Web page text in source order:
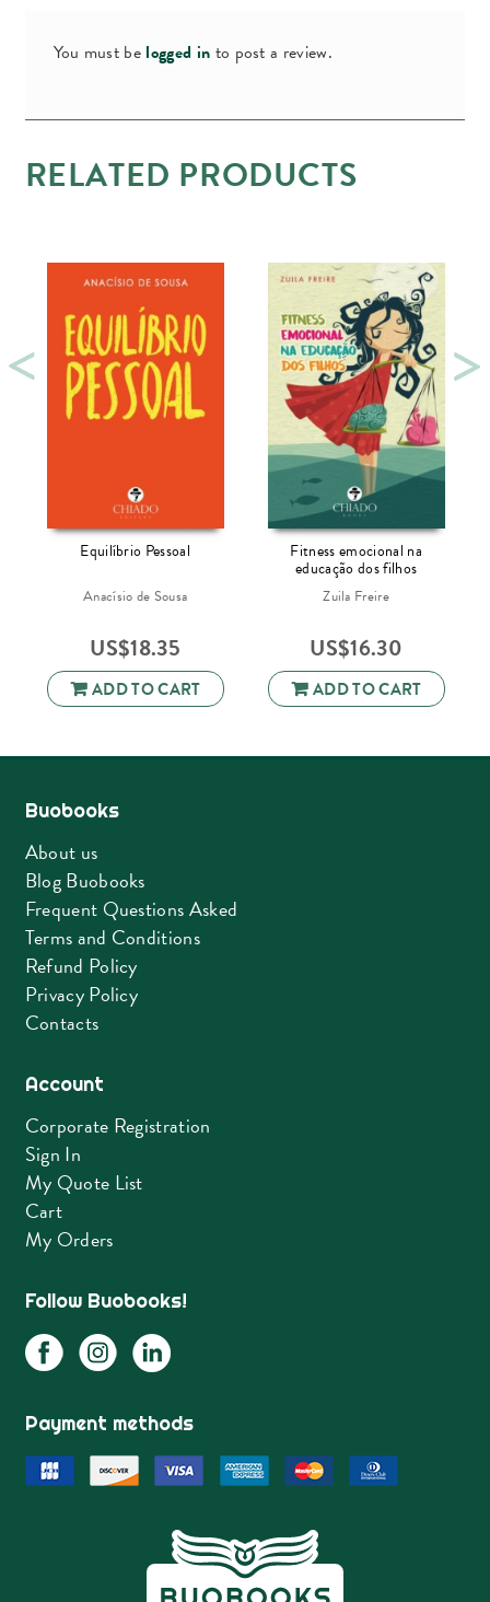
You must be logged in to post a review.
RELATED PRODUCTS
Equilíbrio Pessoal
Anacísio de Sousa
US$18.35
ADD TO CART
Fitness emocional na
educação dos filhos
Zuila Freire
US$16.30
ADD TO CART
Buobooks
About us
Blog Buobooks
Frequent Questions Asked
Terms and Conditions
Refund Policy
Privacy Policy
Contacts
Account
Corporate Registration
Sign In
My Quote List
Cart
My Orders
Follow Buobooks!
Payment methods